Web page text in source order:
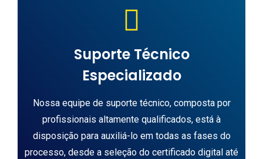
Suporte Técnico
Especializado
Nossa equipe de suporte técnico, composta por
profissionais altamente qualificados, está à
disposição para auxiliá-lo em todas as fases do
processo, desde a seleção do certificado digital até